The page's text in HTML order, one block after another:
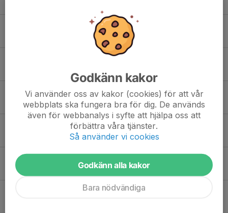
Bilder Gothia Cup 2026
1
Gothia Cup 2026 (i siffror)
Gothia Cup: Torsdag 16/7
15 jul, 18:40 2
Gothia Cup: Onsdag 15/7
15 jul, 10:59 0
0
Nedräkning: Gothia Cup 2026
Godkänn kakor
Vi använder oss av kakor (cookies) för att vår
webbplats ska fungera bra för dig. De används
även för webbanalys i syfte att hjälpa oss att
förbättra våra tjänster.
Så använder vi cookies
Godkänn alla kakor
Bara nödvändiga